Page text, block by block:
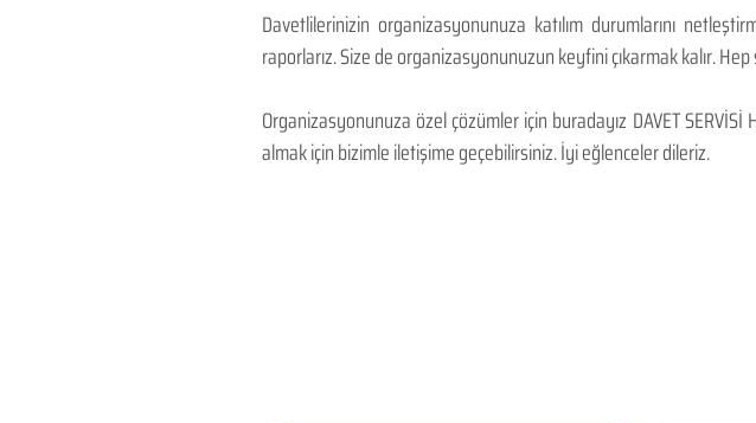
Davetlilerinizin organizasyonunuza katılım durumlarını
raporlarız. Size de organizasyonunuzun keyfini çıkarmak kalır.
Organizasyonunuza özel çözümler için buradayız DAVET
almak için bizimle iletişime geçebilirsiniz. İyi eğlenceler dileriz.